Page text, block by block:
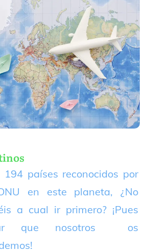
194 países reconocidos por
en este planeta, ¿No
a cual ir primero? ¡Pues
que nosotros os